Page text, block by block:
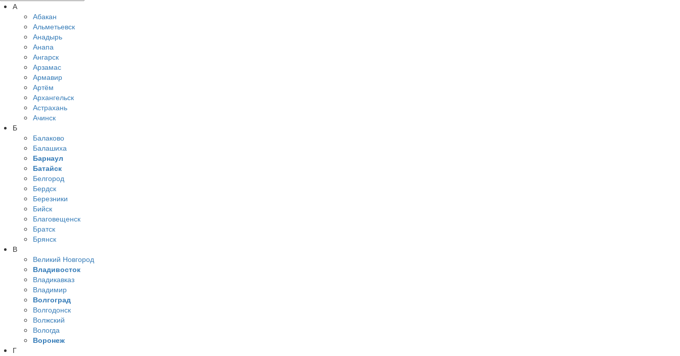
А
Абакан
Альметьевск
Анадырь
Анапа
Ангарск
Арзамас
Армавир
Артём
Архангельск
Астрахань
Ачинск
Б
Балаково
Балашиха
Барнаул
Батайск
Белгород
Бердск
Березники
Бийск
Благовещенск
Братск
Брянск
В
Великий Новгород
Владивосток
Владикавказ
Владимир
Волгоград
Волгодонск
Волжский
Вологда
Воронеж
Г